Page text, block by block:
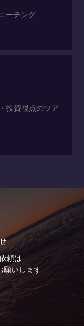
ーチング
投資視点のツア
頼は
願いします